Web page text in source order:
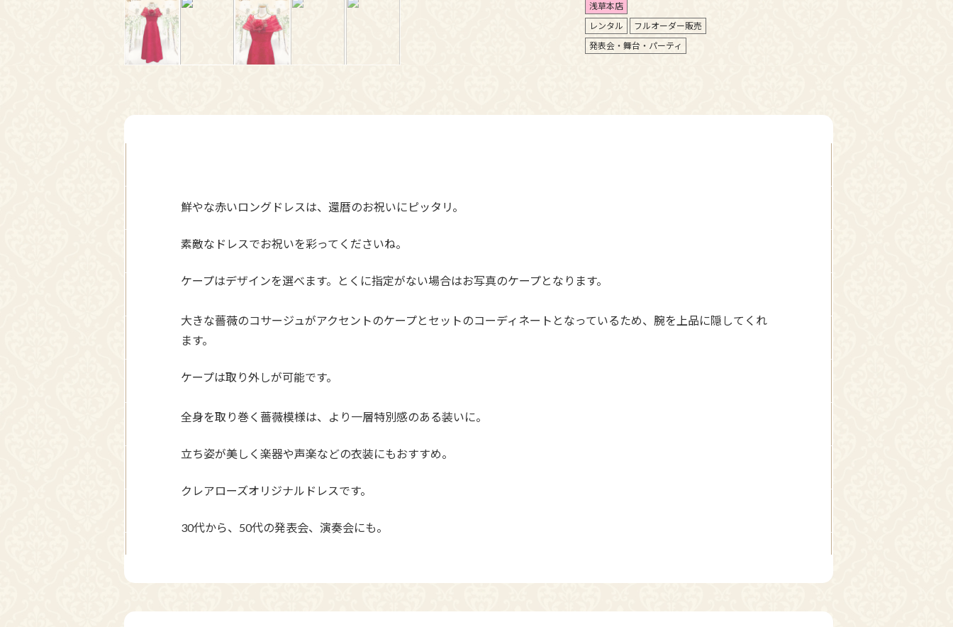
浅草本店
レンタル
フルオーダー販売
発表会・舞台・パーティ
鮮やな赤いロングドレスは、還暦のお祝いにピッタリ。
素敵なドレスでお祝いを彩ってくださいね。
ケープはデザインを選べます。とくに指定がない場合はお写真のケープとなります。
大きな薔薇のコサージュがアクセントのケープとセットのコーディネートとなっているため、腕を上品に隠してくれ
ます。
ケープは取り外しが可能です。
全身を取り巻く薔薇模様は、より一層特別感のある装いに。
立ち姿が美しく楽器や声楽などの衣装にもおすすめ。
クレアローズオリジナルドレスです。
30代から、50代の発表会、演奏会にも。